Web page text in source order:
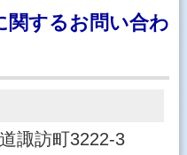
関するお問い合わ
諏訪町3222-3